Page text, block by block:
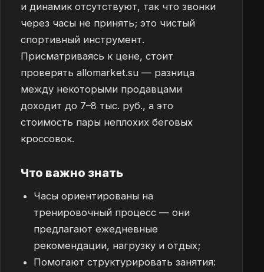
и динамик отсутствуют, так что звонки
через часы не принять; это чистый
спортивный инструмент.
Присматриваясь к цене, стоит
проверять allomarket.su — разница
между некоторыми продавцами
доходит до 7–8 тыс. руб., а это
стоимость пары неплохих беговых
кроссовок.
Что важно знать
Часы ориентированы на
тренировочный процесс — они
предлагают ежедневные
рекомендации, нагрузку и отдых;
Помогают структурировать занятия: